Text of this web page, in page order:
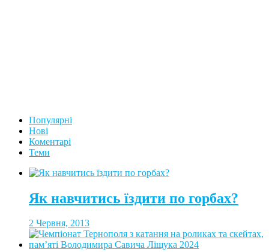
Популярні
Нові
Коментарі
Теми
Як навчитись їздити по горбах?
2 Червня, 2013